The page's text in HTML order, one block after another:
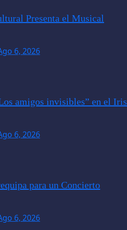
Presenta el Musical
6, 2026
amigos invisibles” en el Iris
6, 2026
para un Concierto
6, 2026